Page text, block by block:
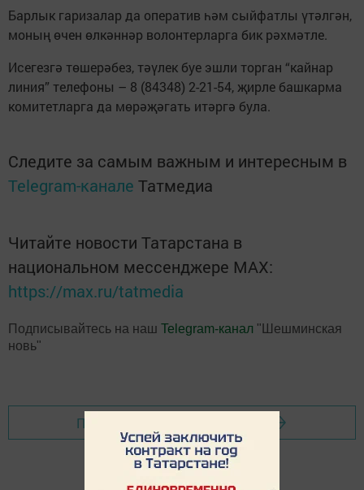
Барлык гаризалар да оператив һәм сыйфатлы үтәлгән,
моның өчен өлкәннәр волонтерларга бик рәхмәтле.
Исегезгә төшерәбез, тәүлек буе эшли торган “кайнар
линия” телефоны – 8 (84348) 2-21-54, җирле башкарма
комитетларга да мөрәҗәгать итәргә була.
Следите за самым важным и интересным в
Telegram-канале Татмедиа
Читайте новости Татарстана в
национальном мессенджере MАХ:
https://max.ru/tatmedia
Подписывайтесь на наш Telegram-канал "Шешминская
новь"
Перейти на страницу новости